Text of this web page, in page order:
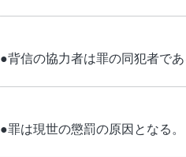
●背信の協力者は罪の同犯者であ
●罪は現世の懲罰の原因となる。